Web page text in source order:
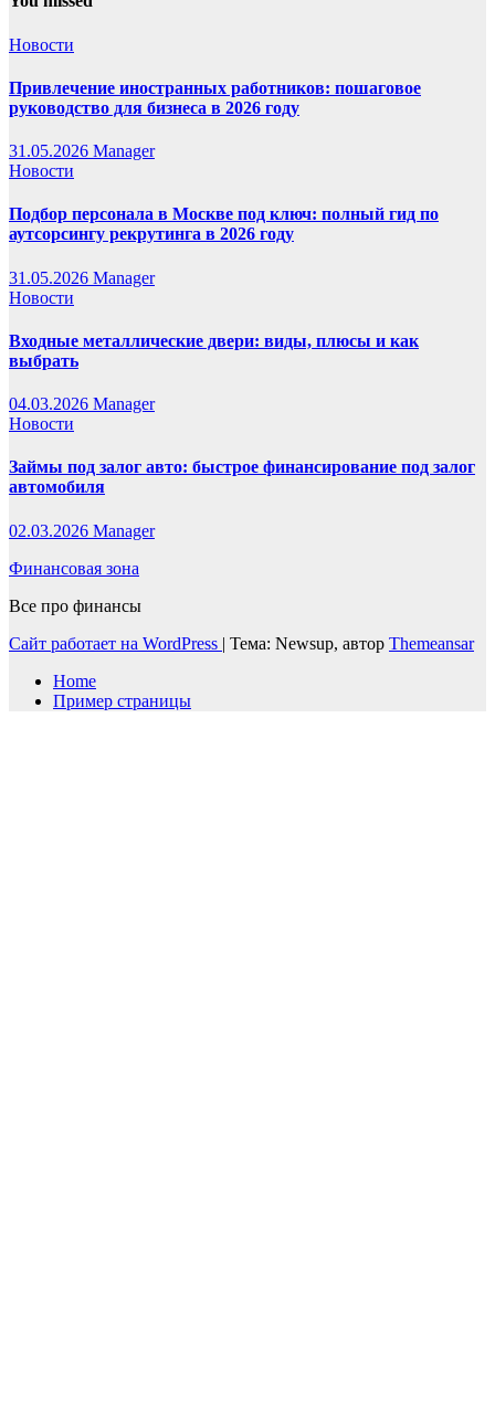
Новости
Привлечение иностранных работников: пошаговое
руководство для бизнеса в 2026 году
31.05.2026 Manager
Новости
Подбор персонала в Москве под ключ: полный гид по
аутсорсингу рекрутинга в 2026 году
31.05.2026 Manager
Новости
Входные металлические двери: виды, плюсы и как
выбрать
04.03.2026 Manager
Новости
Займы под залог авто: быстрое финансирование под залог
автомобиля
02.03.2026 Manager
Финансовая зона
Все про финансы
Сайт работает на WordPress | Тема: Newsup, автор Themeansar
Home
Пример страницы